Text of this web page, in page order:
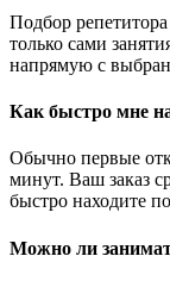
Подбор
только сами
напрямую с
Как быстро мне
Обычно первые
минут. Ваш заказ
быстро находите
Можно ли